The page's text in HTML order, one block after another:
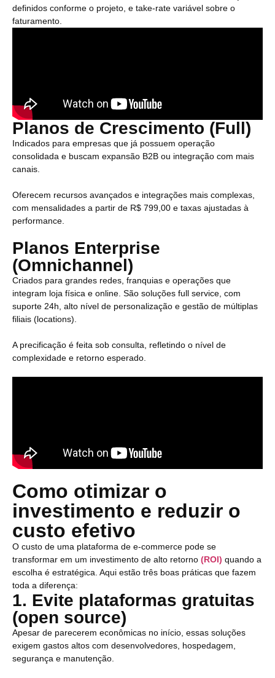
definidos conforme o projeto, e take-rate variável sobre o
faturamento.
Planos de Crescimento (Full)
Indicados para empresas que já possuem operação
consolidada e buscam expansão B2B ou integração com mais
canais.
Oferecem recursos avançados e integrações mais complexas,
com mensalidades a partir de R$ 799,00 e taxas ajustadas à
performance.
Planos Enterprise
(Omnichannel)
Criados para grandes redes, franquias e operações que
integram loja física e online. São soluções full service, com
suporte 24h, alto nível de personalização e gestão de múltiplas
filiais (locations).
A precificação é feita sob consulta, refletindo o nível de
complexidade e retorno esperado.
Como otimizar o
investimento e reduzir o
custo efetivo
O custo de uma plataforma de e-commerce pode se
transformar em um investimento de alto retorno (ROI) quando a
escolha é estratégica. Aqui estão três boas práticas que fazem
toda a diferença:
1. Evite plataformas gratuitas
(open source)
Apesar de parecerem econômicas no início, essas soluções
exigem gastos altos com desenvolvedores, hospedagem,
segurança e manutenção.